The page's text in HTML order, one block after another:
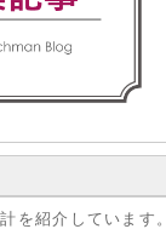
を紹介しています。